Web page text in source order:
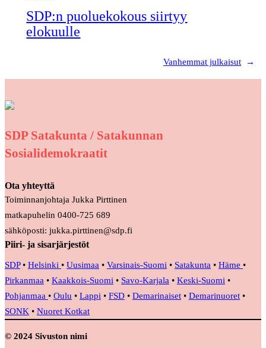
SDP:n puoluekokous siirtyy
elokuulle
Vanhemmat julkaisut →
SDP Satakunta / Satakunnan
Sosialidemokraatit
Ota yhteyttä
Toiminnanjohtaja Jukka Pirttinen
matkapuhelin 0400-725 689
sähköposti: jukka.pirttinen@sdp.fi
Piiri- ja sisarjärjestöt
SDP• Helsinki • Uusimaa • Varsinais-Suomi • Satakunta • Häme •
Pirkanmaa • Kaakkois-Suomi • Savo-Karjala • Keski-Suomi •
Pohjanmaa • Oulu • Lappi • FSD • Demarinaiset • Demarinuoret •
SONK • Nuoret Kotkat
© 2024 Sivuston nimi